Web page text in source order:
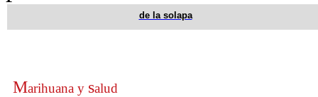
de la solapa
Marihuana y salud